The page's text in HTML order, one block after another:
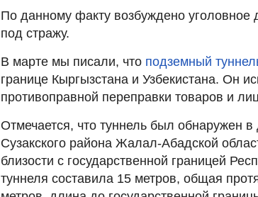
По данному факту возбуждено уголовное
под стражу.
В марте мы писали, что подземный
границе Кыргызстана и Узбекистана. Он
противоправной переправки товаров и
Отмечается, что туннель был обнаружен
Сузакского района Жалал-Абадской
близости с государственной границей
туннеля составила 15 метров, общая